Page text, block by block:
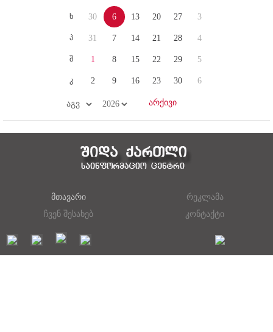
ხ
პ
შ
კ
30
31
1
2
6
7
8
9
13
14
15
16
20
21
22
23
27
28
29
30
3
4
5
6
მთავარი
რეკლამა
ჩვენ შესახებ
კონტაქტი